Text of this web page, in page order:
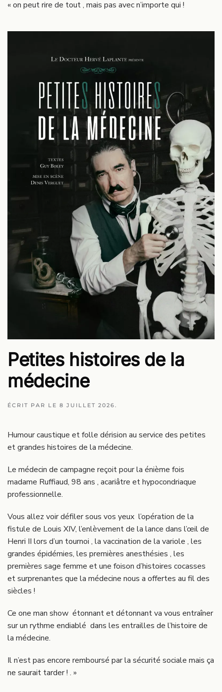
« on peut rire de tout , mais pas avec n’importe qui !
Petites histoires de la
médecine
ÉCRIT PAR LE 8 JUILLET 2026 .
Humour caustique et folle dérision au service des petites
et grandes histoires de la médecine.
Le médecin de campagne reçoit pour la énième fois
madame Ruffiaud, 98 ans , acariâtre et hypocondriaque
professionnelle.
Vous allez voir défiler sous vos yeux l’opération de la
fistule de Louis XIV, l’enlèvement de la lance dans l’œil de
Henri II lors d’un tournoi , la vaccination de la variole , les
grandes épidémies, les premières anesthésies , les
premières sage femme et une foison d’histoires cocasses
et surprenantes que la médecine nous a offertes au fil des
siècles !
Ce one man show étonnant et détonnant va vous entraîner
sur un rythme endiablé dans les entrailles de l’histoire de
la médecine.
Il n’est pas encore remboursé par la sécurité sociale mais ça
ne saurait tarder ! . »